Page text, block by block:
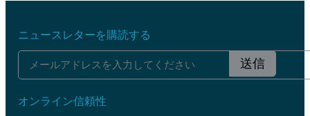
ニュースレターを購読する
送信
オンライン信頼性